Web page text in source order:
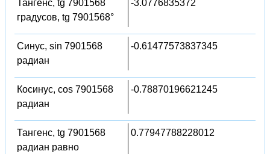
Тангенс, tg 7901568
градусов, tg 7901568°
-3.0776835372
Синус, sin 7901568
радиан
-0.61477573837345
Косинус, cos 7901568
радиан
-0.78870196621245
Тангенс, tg 7901568
радиан равно
0.77947788228012